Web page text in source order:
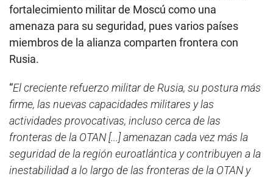
fortalecimiento militar de Moscú como una
amenaza para su seguridad, pues varios países
miembros de la alianza comparten frontera con
Rusia.
“El creciente refuerzo militar de Rusia, su postura más
firme, las nuevas capacidades militares y las
actividades provocativas, incluso cerca de las
fronteras de la OTAN [...] amenazan cada vez más la
seguridad de la región euroatlántica y contribuyen a la
inestabilidad a lo largo de las fronteras de la OTAN y